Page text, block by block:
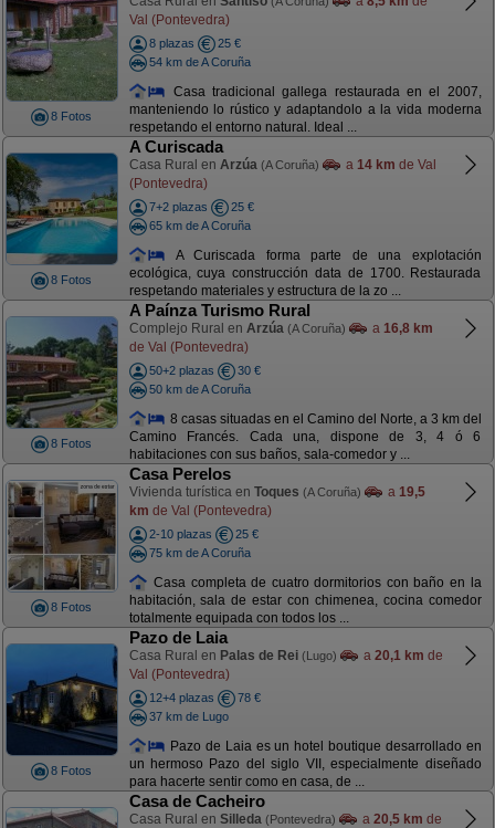
8 Fotos
Val (Pontevedra)
8 plazas
25 €
54 km de A Coruña
Casa tradicional gallega restaurada en el 2007,
manteniendo lo rústico y adaptandolo a la vida moderna
respetando el entorno natural. Ideal ...
8 Fotos
A Curiscada
Casa Rural en Arzúa (A Coruña) a 14 km de Val
(Pontevedra)
7+2 plazas
25 €
65 km de A Coruña
A Curiscada forma parte de una explotación
ecológica, cuya construcción data de 1700. Restaurada
respetando materiales y estructura de la zo ...
8 Fotos
A Paínza Turismo Rural
Complejo Rural en Arzúa (A Coruña) a 16,8 km
de Val (Pontevedra)
50+2 plazas
30 €
50 km de A Coruña
8 casas situadas en el Camino del Norte, a 3 km del
Camino Francés. Cada una, dispone de 3, 4 ó 6
habitaciones con sus baños, sala-comedor y ...
8 Fotos
Casa Perelos
Vivienda turística en Toques (A Coruña) a 19,5
km de Val (Pontevedra)
2-10 plazas
25 €
75 km de A Coruña
Casa completa de cuatro dormitorios con baño en la
habitación, sala de estar con chimenea, cocina comedor
totalmente equipada con todos los ...
8 Fotos
Pazo de Laia
Casa Rural en Palas de Rei (Lugo) a 20,1 km de
Val (Pontevedra)
12+4 plazas
78 €
37 km de Lugo
Pazo de Laia es un hotel boutique desarrollado en
un hermoso Pazo del siglo VII, especialmente diseñado
para hacerte sentir como en casa, de ...
Casa de Cacheiro
Casa Rural en Silleda (Pontevedra) a 20,5 km de